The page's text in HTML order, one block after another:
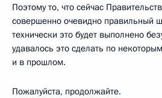
Поэтому то, что сейчас
совершенно очевидно правильный
технически это будет выполнено
удавалось это сделать по
и в прошлом.
Пожалуйста, продолжайте.